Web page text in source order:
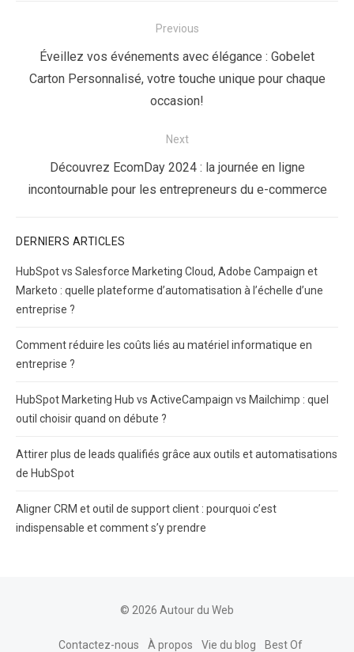
l’article
Previous
Previous
post:
Éveillez vos événements avec élégance : Gobelet
Carton Personnalisé, votre touche unique pour chaque
occasion!
Next
post:
Découvrez EcomDay 2024 : la journée en ligne
incontournable pour les entrepreneurs du e-commerce
DERNIERS ARTICLES
HubSpot vs Salesforce Marketing Cloud, Adobe Campaign et
Marketo : quelle plateforme d’automatisation à l’échelle d’une
entreprise ?
Comment réduire les coûts liés au matériel informatique en
entreprise ?
HubSpot Marketing Hub vs ActiveCampaign vs Mailchimp : quel
outil choisir quand on débute ?
Attirer plus de leads qualifiés grâce aux outils et automatisations
de HubSpot
Aligner CRM et outil de support client : pourquoi c’est
indispensable et comment s’y prendre
© 2026 Autour du Web
Contactez-nous À propos Vie du blog Best Of